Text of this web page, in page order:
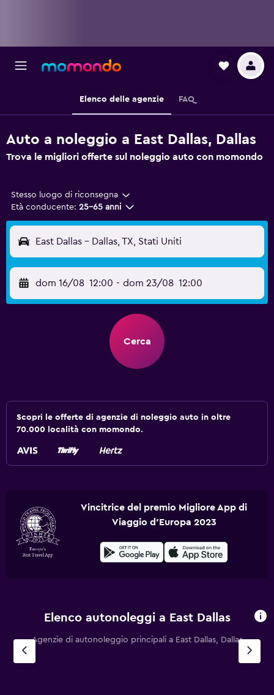
Elenco delle agenzie FAQ
Auto a noleggio a East Dallas, Dallas
Trova le migliori offerte sul noleggio auto con momondo
Stesso luogo di riconsegna
Età conducente: 25-65 anni
East Dallas - Dallas, TX, Stati Uniti
dom 16/08 12:00 - dom 23/08 12:00
Cerca
Scopri le offerte di agenzie di noleggio auto in oltre
70.000 località con momondo.
Vincitrice del premio Migliore App di
Viaggio d'Europa 2023
Elenco autonoleggi a East Dallas
Agenzie di autonoleggio principali a East Dallas, Dallas